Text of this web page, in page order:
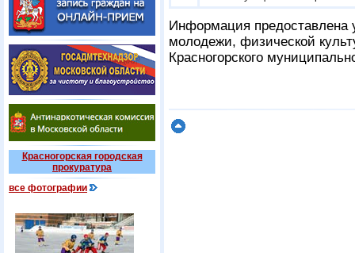
Красногорская городская
прокуратура
все фотографии
Информация предоставлена
молодежи, физической
Красногорского